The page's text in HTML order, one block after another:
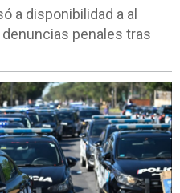
a disponibilidad a al
penales tras